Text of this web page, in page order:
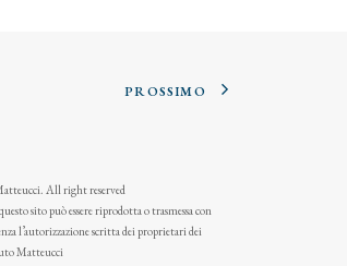
PROSSIMO
All right reserved
sito può essere riprodotta o trasmessa con
l’autorizzazione scritta dei proprietari dei
Matteucci